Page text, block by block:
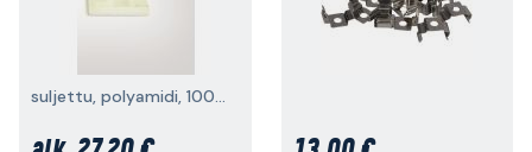
suljettu, polyamidi, 100 kpl/pakkaus